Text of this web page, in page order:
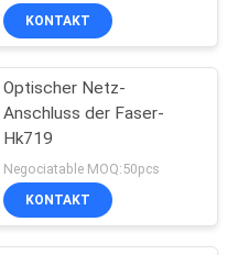
KONTAKT
Optischer Netz-
Anschluss der Faser-
Hk719
Negociatable MOQ:50pcs
KONTAKT